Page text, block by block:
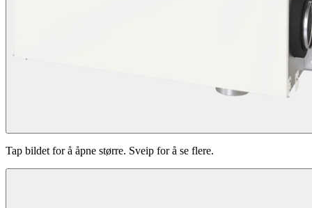
Tap bildet for å åpne større. Sveip for å se flere.